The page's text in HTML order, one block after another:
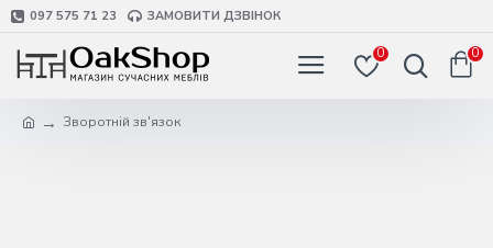
097 575 71 23 ЗАМОВИТИ ДЗВІНОК
0 0
Зворотній зв'язок